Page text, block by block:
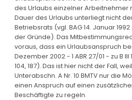
des Urlaubs einzelner Arbeitnehmer
Dauer des Urlaubs unterliegt nicht
Betriebsrats (vgl. BAG 14. Januar 1992
der Gründe). Das
voraus, dass ein Urlaubsanspruch
Dezember 2002 - 1 ABR 27/01 - zu B III
104, 187). Das ist hier nicht der Fall,
Unterabschn. A Nr. 10 BMTV nur die
einen Anspruch auf einen
Beschäftigte zu regeln.